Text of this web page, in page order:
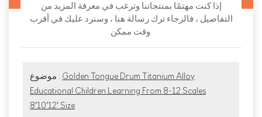
إذا كنت مهتمًا بمنتجاتنا وترغب في معرفة المزيد من
التفاصيل ، فالرجاء ترك رسالة هنا ، وسنرد عليك في أقرب
وقت ممكن.
موضوع : Golden Tongue Drum Titanium Alloy
Educational Children Learning From 8-12 Scales
8'10'12' Size